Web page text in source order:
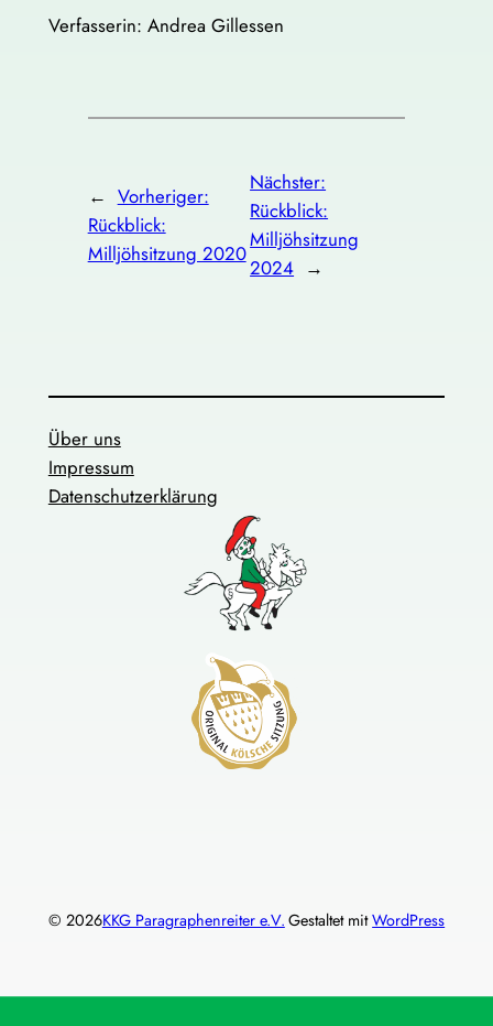
Verfasserin: Andrea Gillessen
← Vorheriger:
Rückblick:
Milljöhsitzung 2020
Nächster:
Rückblick:
Milljöhsitzung
2024 →
Über uns
Impressum
Datenschutzerklärung
© 2026KKG Paragraphenreiter e.V. Gestaltet mitWordPress